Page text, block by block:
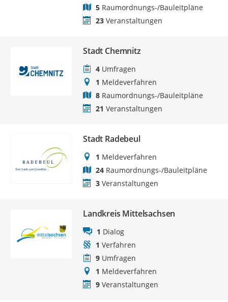
5 Raumordnungs-/Bauleitpläne
23 Veranstaltungen
Stadt Chemnitz
4 Umfragen
1 Meldeverfahren
8 Raumordnungs-/Bauleitpläne
21 Veranstaltungen
Stadt Radebeul
1 Meldeverfahren
24 Raumordnungs-/Bauleitpläne
3 Veranstaltungen
Landkreis Mittelsachsen
1 Dialog
1 Verfahren
9 Umfragen
1 Meldeverfahren
9 Veranstaltungen